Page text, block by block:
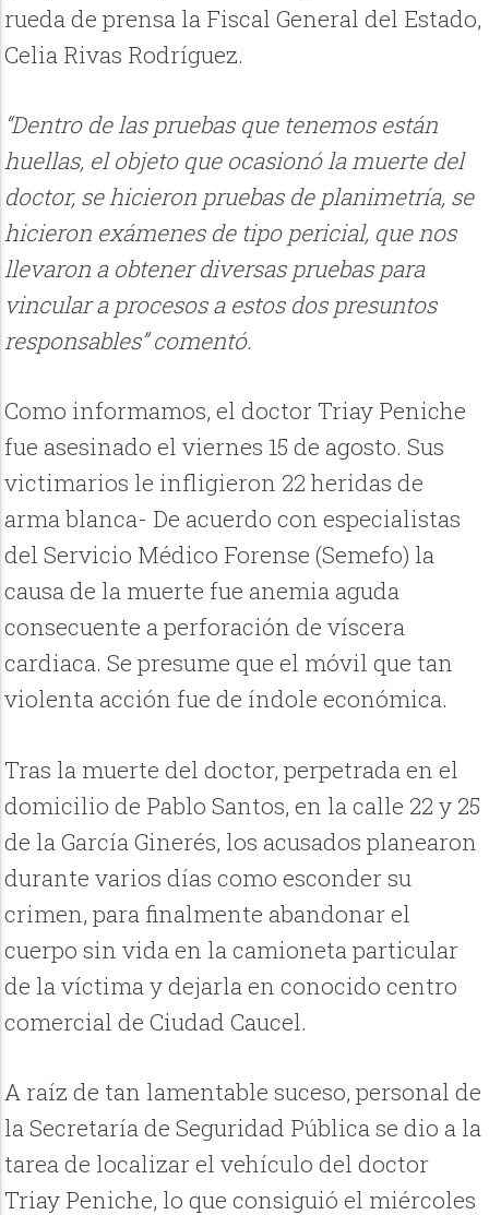
rueda de prensa la Fiscal General del Estado,
Celia Rivas Rodríguez.
“Dentro de las pruebas que tenemos están
huellas, el objeto que ocasionó la muerte del
doctor, se hicieron pruebas de planimetría, se
hicieron exámenes de tipo pericial, que nos
llevaron a obtener diversas pruebas para
vincular a procesos a estos dos presuntos
responsables” comentó.
Como informamos, el doctor Triay Peniche
fue asesinado el viernes 15 de agosto. Sus
victimarios le infligieron 22 heridas de
arma blanca- De acuerdo con especialistas
del Servicio Médico Forense (Semefo) la
causa de la muerte fue anemia aguda
consecuente a perforación de víscera
cardiaca. Se presume que el móvil que tan
violenta acción fue de índole económica.
Tras la muerte del doctor, perpetrada en el
domicilio de Pablo Santos, en la calle 22 y 25
de la García Ginerés, los acusados planearon
durante varios días como esconder su
crimen, para finalmente abandonar el
cuerpo sin vida en la camioneta particular
de la víctima y dejarla en conocido centro
comercial de Ciudad Caucel.
A raíz de tan lamentable suceso, personal de
la Secretaría de Seguridad Pública se dio a la
tarea de localizar el vehículo del doctor
Triay Peniche, lo que consiguió el miércoles